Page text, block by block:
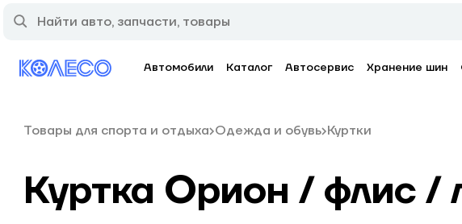
Автомобили Каталог Автосервис Хранение шин
Товары для спорта и отдыха Одежда и обувь Куртки
Куртка Орион / флис /